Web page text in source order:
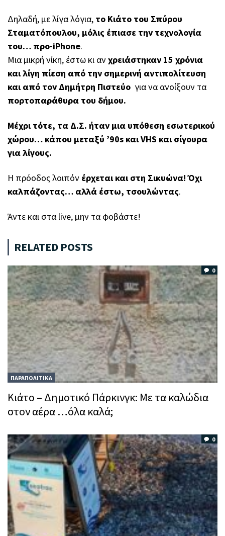
Δηλαδή, με λίγα λόγια, το Κιάτο του Σπύρου
Σταματόπουλου, μόλις έπιασε την τεχνολογία
του… προ-iPhone.
Μια μικρή νίκη, έστω κι αν χρειάστηκαν 15 χρόνια
και λίγη πίεση από την σημερινή αντιπολίτευση
και από τον Δημήτρη Πιστεύο για να ανοίξουν τα
πορτοπαράθυρα του δήμου.
Μέχρι τότε, τα Δ.Σ. ήταν μια υπόθεση εσωτερικού
χώρου… κάπου μεταξύ ’90s και VHS και σίγουρα
για λίγους.
Η πρόοδος λοιπόν έρχεται και στη Σικυώνα! Όχι
καλπάζοντας… αλλά έστω, τσουλώντας.
Άντε και στα live, μην τα φοβάστε!
RELATED POSTS
0
ΠΑΡΑΠΟΛΙΤΙΚΑ
Kιάτο – Δημοτικό Πάρκινγκ: Mε τα καλώδια
στον αέρα …όλα καλά;
0